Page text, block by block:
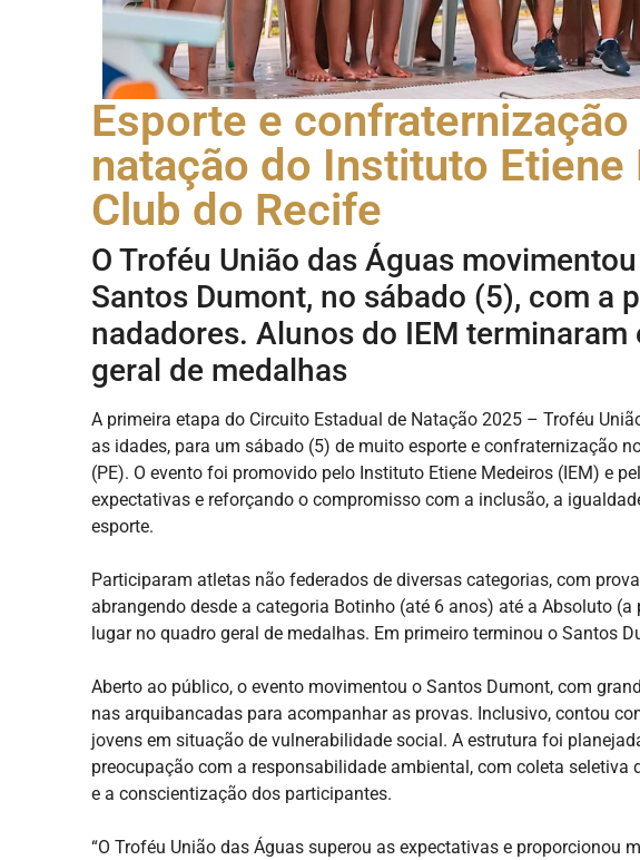
Esporte e
natação do Instituto
Club do Recife
O Troféu União das Águas
Santos Dumont, no sábado (5), com a
nadadores. Alunos do IEM
geral de medalhas
A primeira etapa do Circuito Estadual de Natação 2025 – Troféu
as idades, para um sábado (5) de muito esporte e confraternização
(PE). O evento foi promovido pelo Instituto Etiene Medeiros (IEM) e
expectativas e reforçando o compromisso com a inclusão, a
esporte.
Participaram atletas não federados de diversas categorias, com
abrangendo desde a categoria Botinho (até 6 anos) até a Absoluto
lugar no quadro geral de medalhas. Em primeiro terminou o Santos
Aberto ao público, o evento movimentou o Santos Dumont, com
nas arquibancadas para acompanhar as provas. Inclusivo, contou
jovens em situação de vulnerabilidade social. A estrutura foi
preocupação com a responsabilidade ambiental, com coleta
e a conscientização dos participantes.
“O Troféu União das Águas superou as expectativas e proporcionou